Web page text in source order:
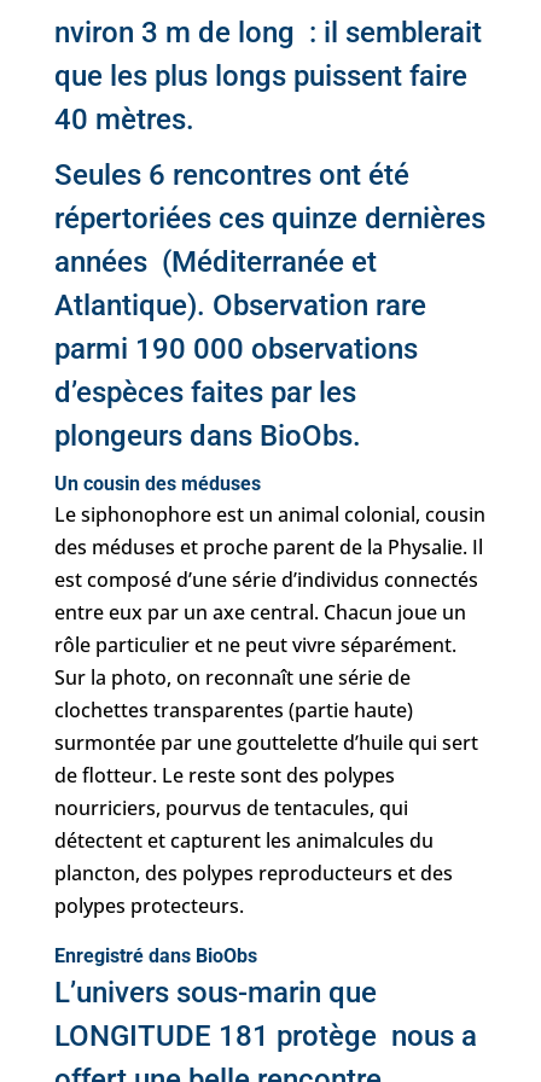
nviron 3 m de long : il semblerait
que les plus longs puissent faire
40 mètres.
Seules 6 rencontres ont été
répertoriées ces quinze dernières
années (Méditerranée et
Atlantique). Observation rare
parmi 190 000 observations
d’espèces faites par les
plongeurs dans BioObs.
Un cousin des méduses
Le siphonophore est un animal colonial, cousin
des méduses et proche parent de la Physalie. Il
est composé d’une série d’individus connectés
entre eux par un axe central. Chacun joue un
rôle particulier et ne peut vivre séparément.
Sur la photo, on reconnaît une série de
clochettes transparentes (partie haute)
surmontée par une gouttelette d’huile qui sert
de flotteur. Le reste sont des polypes
nourriciers, pourvus de tentacules, qui
détectent et capturent les animalcules du
plancton, des polypes reproducteurs et des
polypes protecteurs.
Enregistré dans BioObs
L’univers sous-marin que
LONGITUDE 181 protège nous a